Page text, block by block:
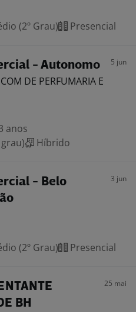
(2º Grau) Presencial
- Autonomo 5 jun
DE PERFUMARIA E
anos
Híbrido
- Belo
3 jun
(2º Grau) Presencial
BH
25 mai